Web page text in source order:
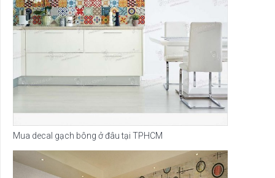
Mua decal gạch bông ở đâu tại TPHCM